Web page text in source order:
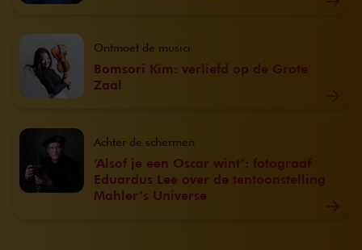
Bomsori Kim: verliefd op de Grote
Zaal
Ontmoet de musici
‘Alsof je een Oscar wint’: fotograaf
Eduardus Lee over de tentoonstelling
Mahler’s Universe
Achter de schermen